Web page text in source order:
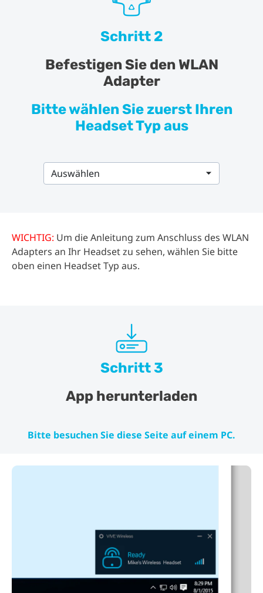
Schritt 2
Befestigen Sie den WLAN
Adapter
Bitte wählen Sie zuerst Ihren
Headset Typ aus
Auswählen
WICHTIG: Um die Anleitung zum Anschluss des WLAN
Adapters an Ihr Headset zu sehen, wählen Sie bitte
oben einen Headset Typ aus.
Schritt 3
App herunterladen
Bitte besuchen Sie diese Seite auf einem PC.